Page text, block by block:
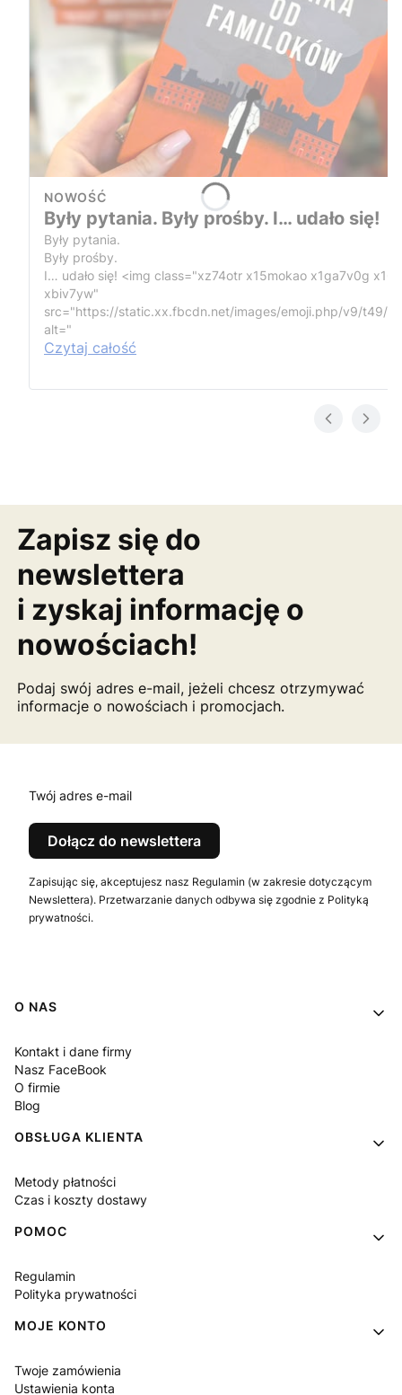
NOWOŚĆ
Były pytania. Były prośby. I… udało się!
Były pytania.
Były prośby.
I… udało się! <img class="xz74otr x15mokao x1ga7v0g
xbiv7yw"
src="https://static.xx.fbcdn.net/images/emoji.php/v9/t49/1/
alt="
Czytaj całość
Zapisz się do
newslettera
i zyskaj informację o
nowościach!
Podaj swój adres e-mail, jeżeli chcesz otrzymywać
informacje o nowościach i promocjach.
Twój adres e-mail
Dołącz do newslettera
Zapisując się, akceptujesz nasz Regulamin (w zakresie dotyczącym
Newslettera). Przetwarzanie danych odbywa się zgodnie z Polityką
prywatności.
Linki w stopce
O NAS
Kontakt i dane firmy
Nasz FaceBook
O firmie
Blog
OBSŁUGA KLIENTA
Metody płatności
Czas i koszty dostawy
POMOC
Regulamin
Polityka prywatności
MOJE KONTO
Twoje zamówienia
Ustawienia konta